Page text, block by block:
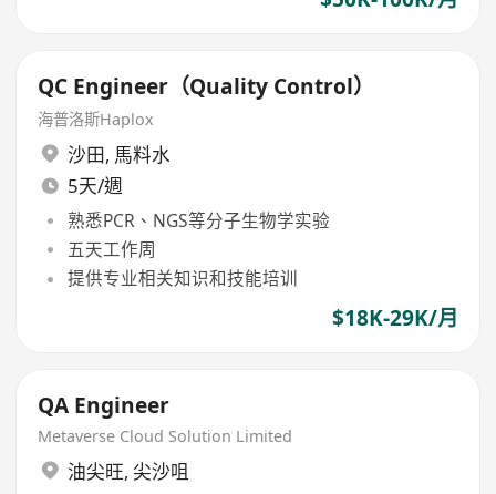
QC Engineer（Quality Control）
海普洛斯Haplox
沙田, 馬料水
5天/週
熟悉PCR、NGS等分子生物学实验
五天工作周
提供专业相关知识和技能培训
$18K-29K/月
QA Engineer
Metaverse Cloud Solution Limited
油尖旺, 尖沙咀